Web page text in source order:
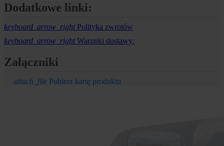
Dodatkowe linki:
keyboard_arrow_rightPolityka zwrotów
keyboard_arrow_rightWarunki dostawy:
Załączniki
attach_file Pobierz kartę produktu